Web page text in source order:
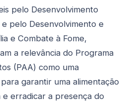
pelo Desenvolvimento
pelo Desenvolvimento e
e Combate à Fome,
a relevância do Programa
(PAA) como uma
garantir uma alimentação
e erradicar a presença do